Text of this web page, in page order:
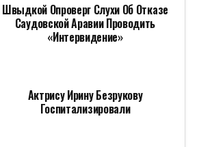
Швыдкой Опроверг Слухи Об Отказе
Саудовской Аравии Проводить
«Интервидение»
Актрису Ирину Безрукову
Госпитализировали